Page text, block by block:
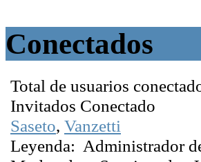
Conectados
Total de usuarios
Invitados Conectado
Saseto, Vanzetti
Leyenda: Administrador